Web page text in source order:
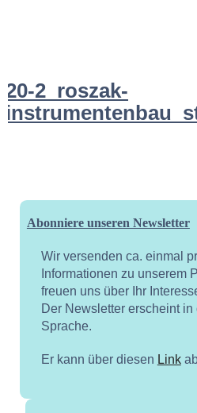
20-2_roszak-
Abonniere unseren Newsletter
Wir versenden ca. einmal
Informationen zu unserem
freuen uns über Ihr
Der Newsletter erscheint in
Sprache.
Er kann über diesen Link